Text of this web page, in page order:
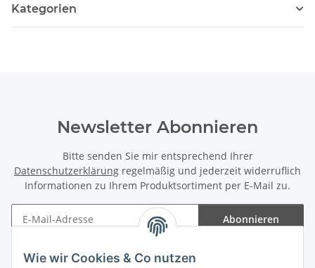
Wie wir Cookies & Co nutzen
Kategorien
Newsletter Abonnieren
Bitte senden Sie mir entsprechend Ihrer
Datenschutzerklärung regelmäßig und jederzeit widerruflich
Informationen zu Ihrem Produktsortiment per E-Mail zu.
Abonnieren